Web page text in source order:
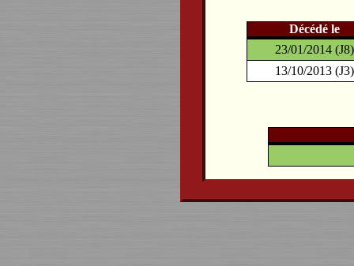
Décédé le
23/01/2014 (J8)
13/10/2013 (J3)